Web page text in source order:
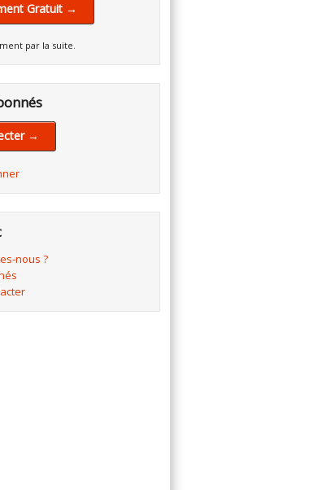
Gratuit →
par la suite.
→
nous ?